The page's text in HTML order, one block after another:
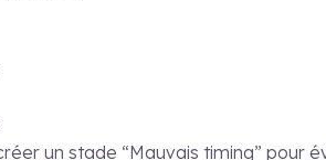
un stade “Mauvais timing” pour